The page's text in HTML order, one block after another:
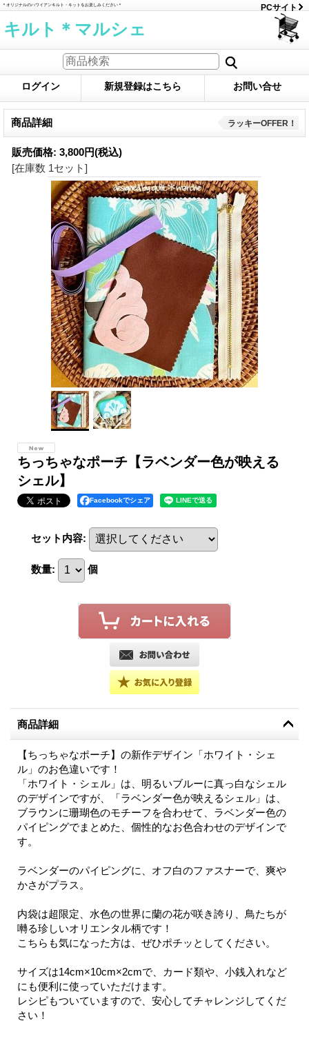
＊オリジナルのハワイアンキルト・キットをお楽しみください＊ PCサイト
キルト＊マルシェ
ログイン 新規登録はこちら お問い合せ
商品詳細 ラッキーOFFER！
販売価格: 3,800円(税込)
[在庫数 1セット]
ちっちゃなポーチ【ラベンダー色が映える
シェル】
Facebookでシェア
セット内容:
数量: 個
商品詳細
【ちっちゃなポーチ】の新作デザイン「ホワイト・シェ
ル」のお色違いです！
「ホワイト・シェル」は、明るいブルーに真っ白なシェル
のデザインですが、「ラベンダー色が映えるシェル」は、
ブラウンに珊瑚色のモチーフを合わせて、ラベンダー色の
パイピングでまとめた、個性的なお色合わせのデザインで
す。
ラベンダーのパイピングに、オフ白のファスナーで、爽や
かさがプラス。
内袋は超限定、水色の世界に蘭の花が咲き誇り、鳥たちが
囀る珍しいオリエンタル柄です！
こちらも気になった方は、ぜひポチッとしてください。
サイズは14cm×10cm×2cmで、カード類や、小銭入れなど
にも便利に使っていただけます。
レシピもついていますので、安心してチャレンジしてくだ
さい！